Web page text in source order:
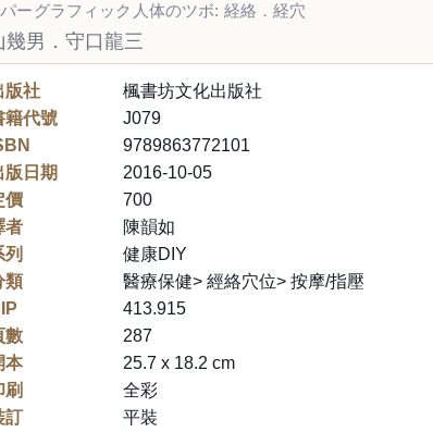
ーグラフィック人体のツボ: 経絡．経穴
幾男．守口龍三
版社
楓書坊文化出版社
籍代號
J079
9789863772101
版日期
2016-10-05
價
700
者
陳韻如
列
健康DIY
類
醫療保健> 經絡穴位> 按摩/指壓
413.915
數
287
本
25.7 x 18.2 cm
刷
全彩
訂
平裝